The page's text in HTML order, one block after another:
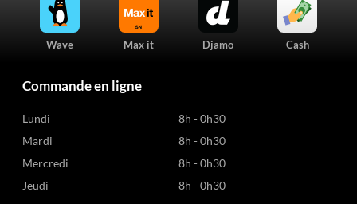
Wave Max it Djamo Cash
Commande en ligne
Lundi
8h - 0h30
Mardi
8h - 0h30
Mercredi
8h - 0h30
Jeudi
8h - 0h30